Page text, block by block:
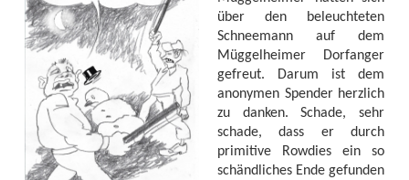
über den beleuchteten
Schneemann auf dem
Müggelheimer Dorfanger
gefreut. Darum ist dem
anonymen Spender herzlich
zu danken. Schade, sehr
schade, dass er durch
primitive Rowdies ein so
schändliches Ende gefunden